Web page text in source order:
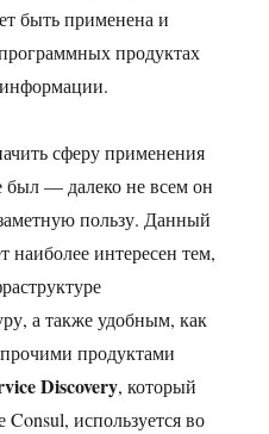
быть применена и
продуктах
сферу применения
— далеко не всем он
пользу. Данный
наиболее интересен тем,
а также удобным, как
продуктами
Discovery, который
Consul, используется во